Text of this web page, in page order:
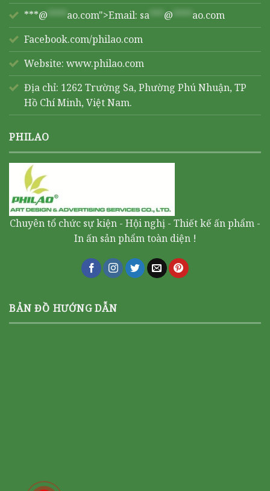
***@ **** ao.com">Email: sa *** @ **** ao.com
Facebook.com/philao.com
Website: www.philao.com
Địa chỉ: 1262 Trường Sa, Phường Phú Nhuận, TP
Hồ Chí Minh, Việt Nam.
PHILAO
Chuyên tổ chức sự kiện - Hội nghị - Thiết kế ấn phẩm -
In ấn sản phẩm toàn diện !
BẢN ĐỒ HƯỚNG DẪN